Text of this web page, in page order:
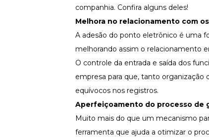
companhia. Confira alguns deles!
Melhora no relacionamento com
A adesão do ponto eletrônico é uma
melhorando assim o relacionamento
O controle da entrada e saída dos
empresa para que, tanto organização
equívocos nos registros.
Aperfeiçoamento do processo de
Muito mais do que um mecanismo
ferramenta que ajuda a otimizar o